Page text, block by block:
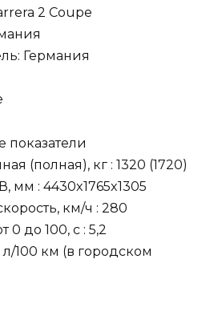
2 Coupe
Германия
показатели
(полная), кг : 1320 (1720)
мм : 4430x1765x1305
км/ч : 280
0 до 100, c : 5,2
100 км (в городском